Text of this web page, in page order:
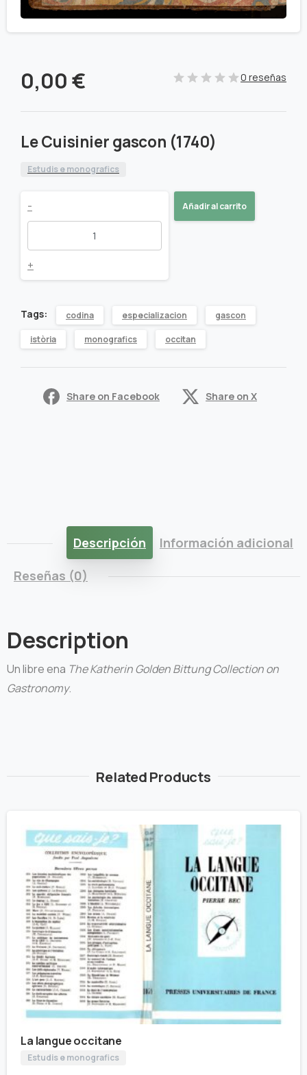
0,00€ 0 reseñas
Le Cuisinier gascon (1740)
Estudis e monografics
Le
gascon
quantity
-
+
Añadir al carrito
Tags: codina especializacion gascon
istòria monografics occitan
Share on Facebook Share on X
Descripción
Información adicional
Reseñas (0)
Description
Un libre ena The Katherin Golden Bittung Collection on
Gastronomy.
Related Products
La langue occitane
Estudis e monografics